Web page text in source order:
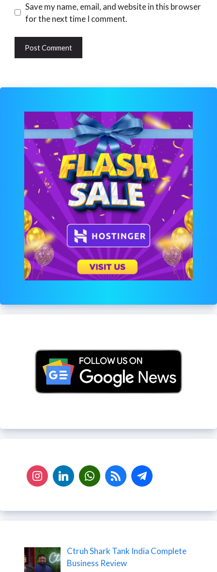
Website
Save my name, email, and website in this browser
for the next time I comment.
Ctruh Shark Tank India Complete
Business Review